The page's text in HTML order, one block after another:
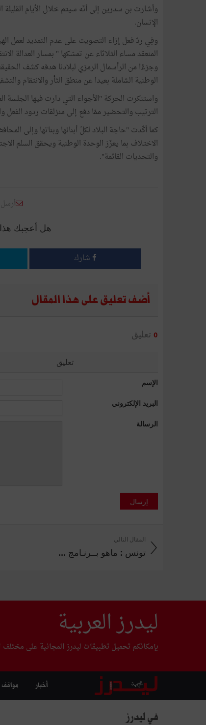
وأشارت بن سدرين إلى أنّه سيتم خلال الأيام
الإنسان.
وفِي ردّ فعل إزاء التصويت على عدم التمديد لعمل
المنعقد مساء الثلاثاء عن تمسّكها " بمسار العدالة
وجزءًا من الرأسمال الرمزي لبلادنا هدفه كشف
الوطنية الشاملة بعيدا عن منطق الثأر والانتقام
واستنكرت الحركة "الأجواء التي دارت فيها الجلسة
الترتيب والتحضير ممّا دفع إلى منزلقات ردود
كما أكّدت "حاجة البلاد لكلّ أبنائها وبناتها وإلى
الاختلاف بما يعزّز الوحدة الوطنية ويحقق السلم
والتحديات القائمة".
هل أعجبك
شارك
أضف تعليق على هذا المقال
0 تعليق
تعليق
الإسم
البريد الإلكتروني
الرسالة
إرسال
المقال التالي
تونس : ماهو بــرنـامج ...
ليدرز العربية
بإمكانكم تحميل تطبيقات ليدرز المجانية على مختلف
أخبار مواقف
في ليدرز